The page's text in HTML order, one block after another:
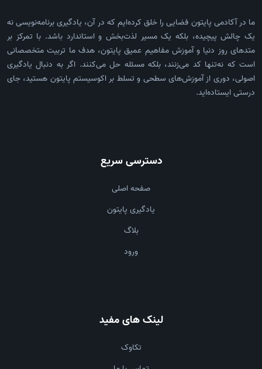
ما در آکادمی پایتون فضایی را خلق کرده‌ایم که در آن، یادگیری برنامه‌نویسی نه
یک چالش پیچیده، بلکه یک مسیر لذت‌بخش و استاندارد باشد. با تمرکز بر
متدهای روز دنیا و آموزش مفاهیم عمیق پایتون، هدف ما تربیت متخصصانی
است که نه‌تنها کد می‌زنند، بلکه مسئله حل می‌کنند. اگر به دنبال یادگیری
اصولی، دوری از آموزش‌های سطحی و تسلط بر اکوسیستم پایتون هستید، جای
درستی ایستاده‌اید.
دسترسی سریع
صفحه اصلی
یادگیری پایتون
بلاگ
ورود
لینک های مفید
تکاوک